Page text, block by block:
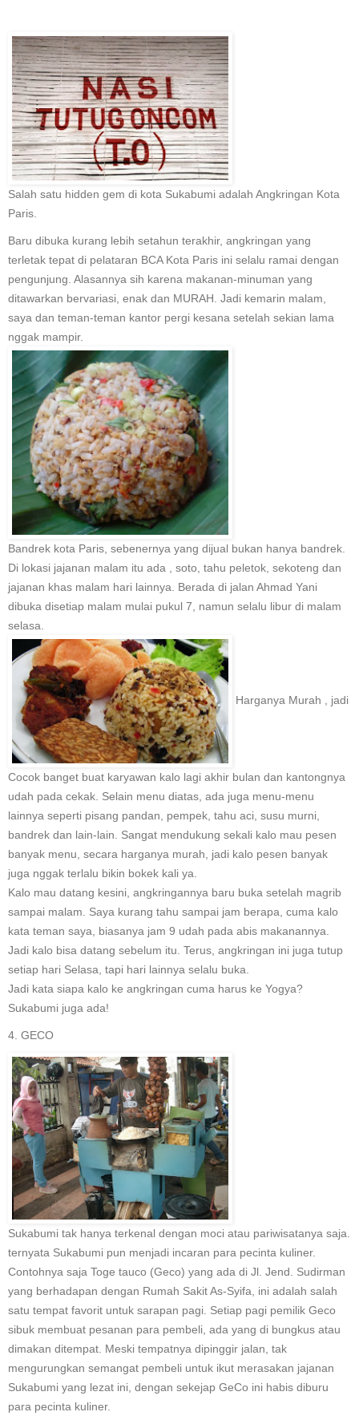
Salah satu hidden gem di kota Sukabumi adalah Angkringan Kota
Paris.
Baru dibuka kurang lebih setahun terakhir, angkringan yang
terletak tepat di pelataran BCA Kota Paris ini selalu ramai dengan
pengunjung. Alasannya sih karena makanan-minuman yang
ditawarkan bervariasi, enak dan MURAH. Jadi kemarin malam,
saya dan teman-teman kantor pergi kesana setelah sekian lama
nggak mampir.
Bandrek kota Paris, sebenernya yang dijual bukan hanya bandrek.
Di lokasi jajanan malam itu ada , soto, tahu peletok, sekoteng dan
jajanan khas malam hari lainnya. Berada di jalan Ahmad Yani
dibuka disetiap malam mulai pukul 7, namun selalu libur di malam
selasa.
Harganya Murah , jadi
Cocok banget buat karyawan kalo lagi akhir bulan dan kantongnya
udah pada cekak. Selain menu diatas, ada juga menu-menu
lainnya seperti pisang pandan, pempek, tahu aci, susu murni,
bandrek dan lain-lain. Sangat mendukung sekali kalo mau pesen
banyak menu, secara harganya murah, jadi kalo pesen banyak
juga nggak terlalu bikin bokek kali ya.
Kalo mau datang kesini, angkringannya baru buka setelah magrib
sampai malam. Saya kurang tahu sampai jam berapa, cuma kalo
kata teman saya, biasanya jam 9 udah pada abis makanannya.
Jadi kalo bisa datang sebelum itu. Terus, angkringan ini juga tutup
setiap hari Selasa, tapi hari lainnya selalu buka.
Jadi kata siapa kalo ke angkringan cuma harus ke Yogya?
Sukabumi juga ada!
4. GECO
Sukabumi tak hanya terkenal dengan moci atau pariwisatanya saja.
ternyata Sukabumi pun menjadi incaran para pecinta kuliner.
Contohnya saja Toge tauco (Geco) yang ada di Jl. Jend. Sudirman
yang berhadapan dengan Rumah Sakit As-Syifa, ini adalah salah
satu tempat favorit untuk sarapan pagi. Setiap pagi pemilik Geco
sibuk membuat pesanan para pembeli, ada yang di bungkus atau
dimakan ditempat. Meski tempatnya dipinggir jalan, tak
mengurungkan semangat pembeli untuk ikut merasakan jajanan
Sukabumi yang lezat ini, dengan sekejap GeCo ini habis diburu
para pecinta kuliner.